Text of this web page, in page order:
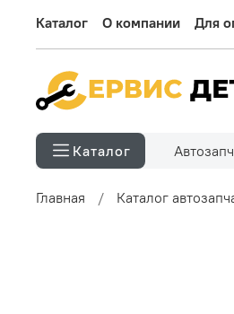
Каталог О компании Для
Каталог
Главная Каталог